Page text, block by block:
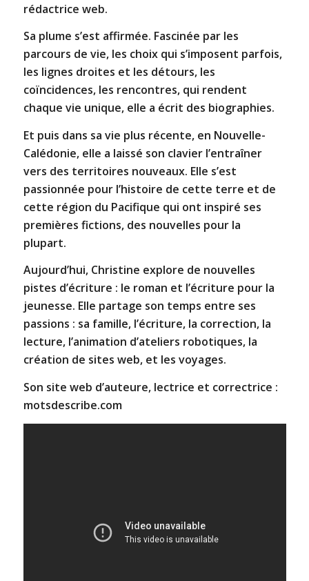
rédactrice web.
Sa plume s’est affirmée. Fascinée par les
parcours de vie, les choix qui s’imposent parfois,
les lignes droites et les détours, les
coïncidences, les rencontres, qui rendent
chaque vie unique, elle a écrit des biographies.
Et puis dans sa vie plus récente, en Nouvelle-
Calédonie, elle a laissé son clavier l’entraîner
vers des territoires nouveaux. Elle s’est
passionnée pour l’histoire de cette terre et de
cette région du Pacifique qui ont inspiré ses
premières fictions, des nouvelles pour la
plupart.
Aujourd’hui, Christine explore de nouvelles
pistes d’écriture : le roman et l’écriture pour la
jeunesse. Elle partage son temps entre ses
passions : sa famille, l’écriture, la correction, la
lecture, l’animation d’ateliers robotiques, la
création de sites web, et les voyages.
Son site web d’auteure, lectrice et correctrice :
motsdescribe.com